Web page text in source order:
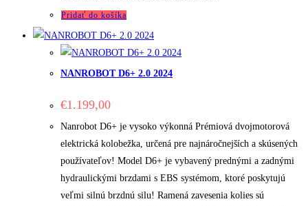
Pridať do košíka
NANROBOT D6+ 2.0 2024
€1.199,00
Nanrobot D6+ je vysoko výkonná Prémiová dvojmotorová
elektrická kolobežka, určená pre najnáročnejších a skúsených
používateľov! Model D6+ je vybavený prednými a zadnými
hydraulickými brzdami s EBS systémom, ktoré poskytujú
veľmi silnú brzdnú silu! Ramená zavesenia kolies sú